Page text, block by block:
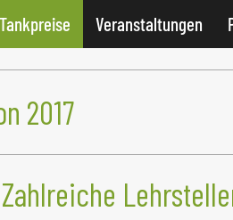
Veranstaltungen
2017
Zahlreiche